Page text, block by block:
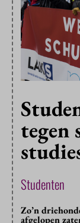
tegen
Studenten
Zo’n
afgelopen